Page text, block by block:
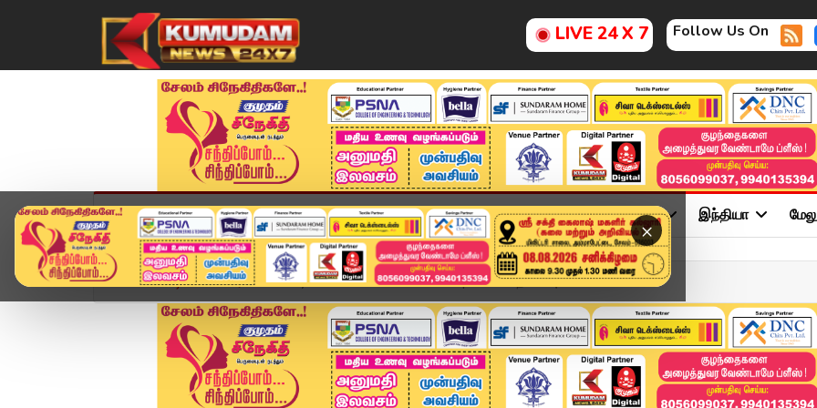
LIVE 24 X 7 Follow Us On
×
முகப்பு விளையாட்டு அண்மை தமிழ்நாடு சினிமா அரசியல் விளையாட்டு இந்தியா
Home வீடியோ ஸ்டோரி Today Headlines - 04 JULY 2026 | 11 மணி தலைப்பு...